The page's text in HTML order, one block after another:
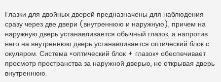
Глазки для двойных дверей предназначены для наблюдения
сразу через две двери (внутреннюю и наружную), причем на
наружную дверь устанавливается обычный глазок, а напротив
него на внутреннюю дверь устанавливается оптический блок с
окуляром. Система «оптический блок + глазок» обеспечивает
просмотр пространства за наружной дверью, не открывая дверь
внутреннюю.